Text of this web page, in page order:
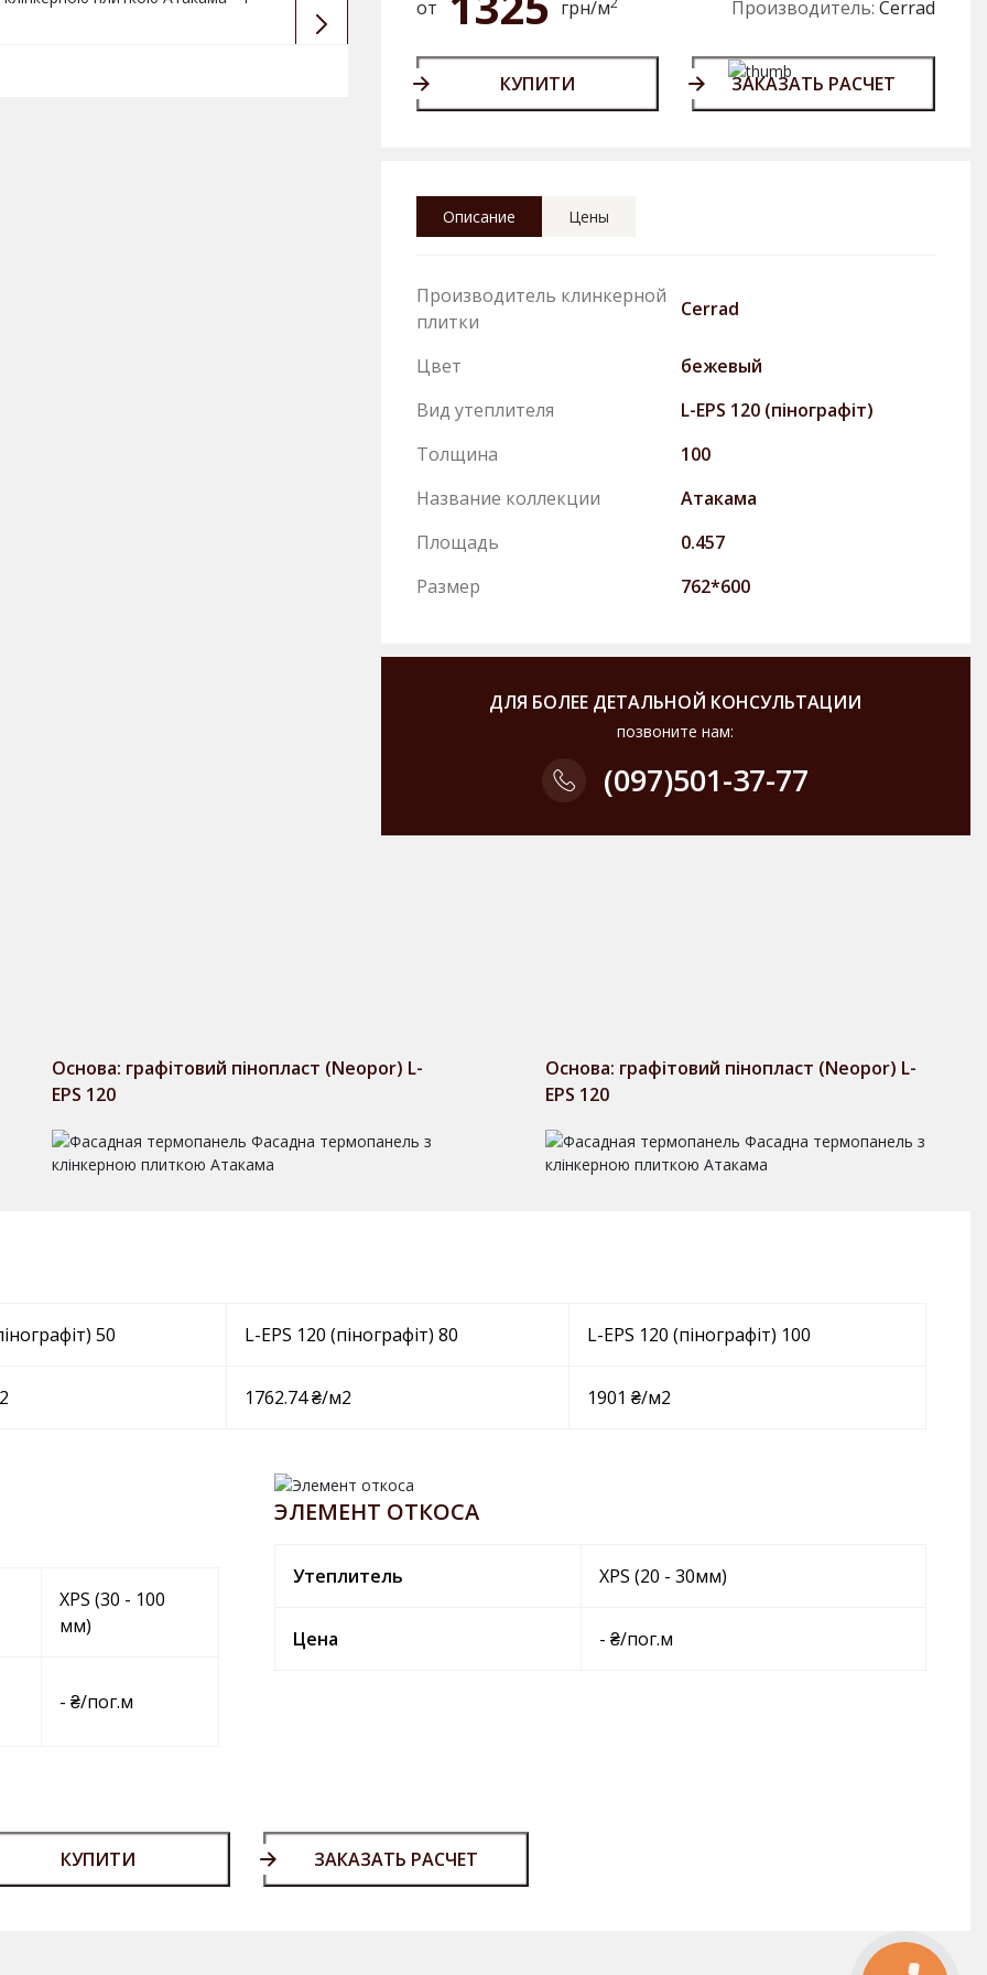
от грн/м Производитель: Cerrad
КУПИТИ ЗАКАЗАТЬ РАСЧЕТ
Описание Цены
Производитель клинкерной
плитки
Cerrad
Цвет
бежевый
Вид утеплителя
L-EPS 120 (пінографіт)
Толщина
100
Название коллекции
Атакама
Площадь
0.457
Размер
762*600
ДЛЯ БОЛЕЕ ДЕТАЛЬНОЙ КОНСУЛЬТАЦИИ
позвоните нам:
(097)501-37-77
Основа: графітовий пінопласт (Neopor) L-
EPS 120
Основа: графітовий пінопласт (Neopor) L-
EPS 120
50 L-EPS 120 (пінографіт) 80 L-EPS 120 (пінографіт) 100
1762.74 ₴/м2 1901 ₴/м2
XPS (30 - 100
мм)
- ₴/пог.м
ЭЛЕМЕНТ ОТКОСА
Утеплитель XPS (20 - 30мм)
Цена - ₴/пог.м
КУПИТИ ЗАКАЗАТЬ РАСЧЕТ